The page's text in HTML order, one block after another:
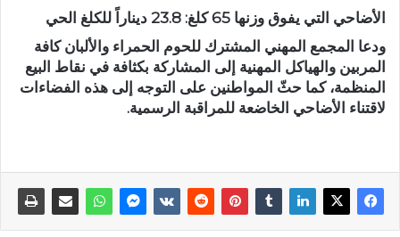
الأضاحي التي يفوق وزنها 65 كلغ: 23.8 ديناراً للكلغ الحي
ودعا المجمع المهني المشترك للحوم الحمراء والألبان كافة
المربين والهياكل المهنية إلى المشاركة بكثافة في نقاط البيع
المنظمة، كما حثّ المواطنين على التوجه إلى هذه الفضاءات
لاقتناء الأضاحي الخاضعة للمراقبة الرسمية.